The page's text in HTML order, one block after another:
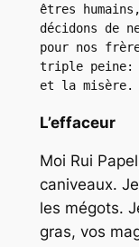
êtres
décidons de
pour nos
triple peine:
et la misère.
L’effaceur
Moi Rui
caniveaux.
les mégots.
gras, vos